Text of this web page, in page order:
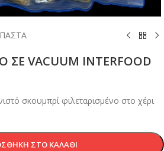
VACUUM INTERFOOD
σκουμπρί φιλεταρισμένο στο χέρι
ΣΤΟ ΚΑΛΆΘΙ